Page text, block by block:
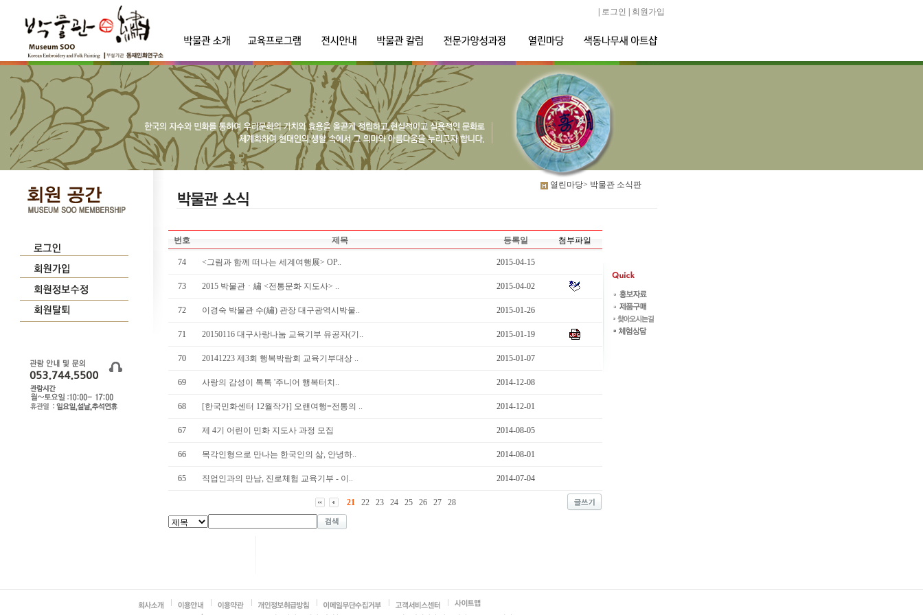
로그인 회원가입
열린마당> 박물관 소식판
번호 제목 등록일 첨부파일
74 <그림과 함께 떠나는 세계여행展> OP.. 2015-04-15
73 2015 박물관ㆍ繡 <전통문화 지도사> .. 2015-04-02
72 이경숙 박물관 수(繡) 관장 대구광역시박물.. 2015-01-26
71 20150116 대구사랑나눔 교육기부 유공자(기.. 2015-01-19
70 20141223 제3회 행복박람회 교육기부대상 .. 2015-01-07
69 사랑의 감성이 톡톡 '주니어 행복터치.. 2014-12-08
68 [한국민화센터 12월작가] 오랜여행=전통의 .. 2014-12-01
67 제 4기 어린이 민화 지도사 과정 모집 2014-08-05
66 목각인형으로 만나는 한국인의 삶, 안녕하.. 2014-08-01
65 직업인과의 만남, 진로체험 교육기부 - 이.. 2014-07-04
21 22 23 24 25 26 27 28